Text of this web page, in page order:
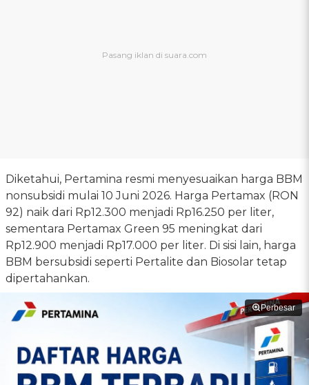
Diketahui, Pertamina resmi menyesuaikan harga BBM
nonsubsidi mulai 10 Juni 2026. Harga Pertamax (RON
92) naik dari Rp12.300 menjadi Rp16.250 per liter,
sementara Pertamax Green 95 meningkat dari
Rp12.900 menjadi Rp17.000 per liter. Di sisi lain, harga
BBM bersubsidi seperti Pertalite dan Biosolar tetap
dipertahankan.
Perbesar